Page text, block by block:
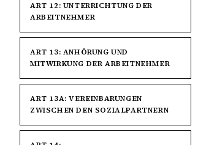
ART 12: UNTERRICHTUNG DER
ARBEITNEHMER
ART 13: ANHÖRUNG UND
MITWIRKUNG DER ARBEITNEHMER
ART 13A: VEREINBARUNGEN
ZWISCHEN DEN SOZIALPARTNERN